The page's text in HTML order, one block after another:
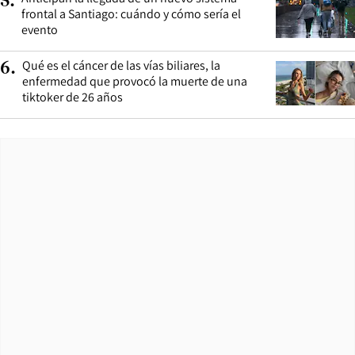
frontal a Santiago: cuándo y cómo sería el
evento
6. Qué es el cáncer de las vías biliares, la
enfermedad que provocó la muerte de una
tiktoker de 26 años